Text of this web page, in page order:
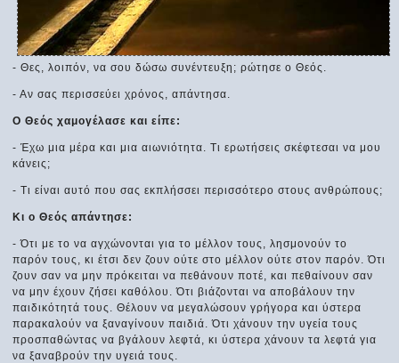
- Θες, λοιπόν, να σου δώσω συνέντευξη; ρώτησε ο Θεός.
- Αν σας περισσεύει χρόνος, απάντησα.
Ο Θεός χαμογέλασε και είπε:
- Έχω μια μέρα και μια αιωνιότητα. Τι ερωτήσεις σκέφτεσαι να μου
κάνεις;
- Τι είναι αυτό που σας εκπλήσσει περισσότερο στους ανθρώπους;
Κι ο Θεός απάντησε:
- Ότι με το να αγχώνονται για το μέλλον τους, λησμονούν το
παρόν τους, κι έτσι δεν ζουν ούτε στο μέλλον ούτε στον παρόν. Ότι
ζουν σαν να μην πρόκειται να πεθάνουν ποτέ, και πεθαίνουν σαν
να μην έχουν ζήσει καθόλου. Ότι βιάζονται να αποβάλουν την
παιδικότητά τους. Θέλουν να μεγαλώσουν γρήγορα και ύστερα
παρακαλούν να ξαναγίνουν παιδιά. Ότι χάνουν την υγεία τους
προσπαθώντας να βγάλουν λεφτά, κι ύστερα χάνουν τα λεφτά για
να ξαναβρούν την υγειά τους.